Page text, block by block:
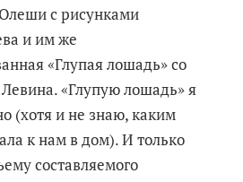
с рисунками
и им же
«Глупая лошадь» со
«Глупую лошадь» я
(хотя и не знаю, каким
к нам в дом). И только
составляемого